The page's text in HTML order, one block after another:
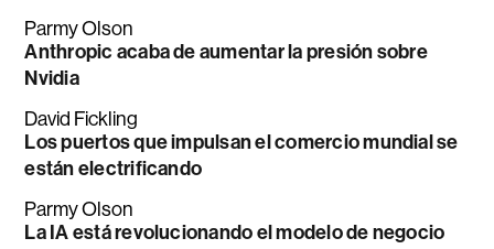
Parmy Olson
Anthropic acaba de aumentar la presión sobre
Nvidia
David Fickling
Los puertos que impulsan el comercio mundial se
están electrificando
Parmy Olson
La IA está revolucionando el modelo de negocio